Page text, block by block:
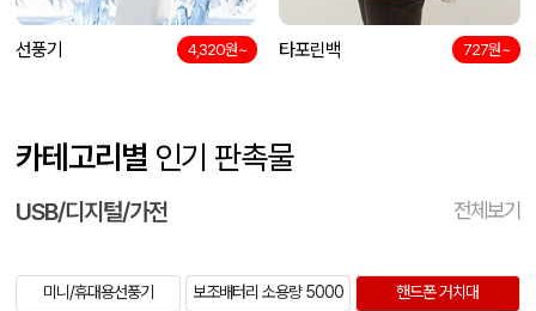
선풍기 4,320원~ 타포린백 727원~
카테고리별 인기 판촉물
USB/디지털/가전 전체보기
미니/휴대용선풍기 보조배터리 소용량 5000 핸드폰 거치대